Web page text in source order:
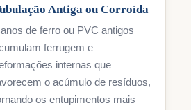
Antiga ou Corroída
de ferro ou PVC antigos
ferrugem e
internas que
o acúmulo de resíduos,
os entupimentos mais